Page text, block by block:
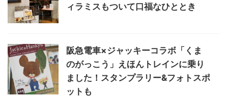
ィラミスもついて口福なひととき
阪急電車×ジャッキーコラボ「くま
のがっこう」えほんトレインに乗り
ました！スタンプラリー&フォトスポ
ットも